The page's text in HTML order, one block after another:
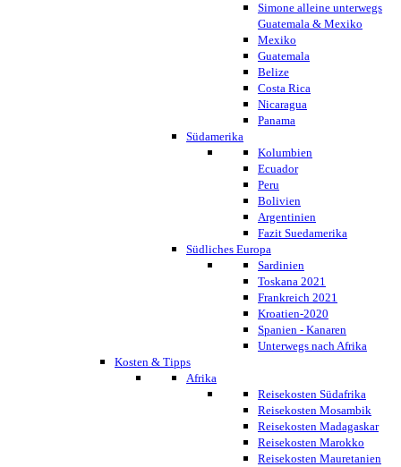
Simone alleine unterwegs
Guatemala & Mexiko
Mexiko
Guatemala
Belize
Costa Rica
Nicaragua
Panama
Südamerika
Kolumbien
Ecuador
Peru
Bolivien
Argentinien
Fazit Suedamerika
Südliches Europa
Sardinien
Toskana 2021
Frankreich 2021
Kroatien-2020
Spanien - Kanaren
Unterwegs nach Afrika
Kosten & Tipps
Afrika
Reisekosten Südafrika
Reisekosten Mosambik
Reisekosten Madagaskar
Reisekosten Marokko
Reisekosten Mauretanien